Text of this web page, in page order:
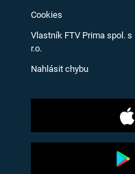
Cookies
Vlastník FTV Prima spol. s
r.o.
Nahlásit chybu